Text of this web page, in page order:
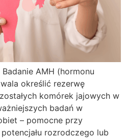
AMH (hormonu
określić rezerwę
komórek jajowych w
badań w
– pomocne przy
rozrodczego lub